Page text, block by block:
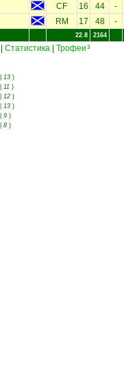
CF 16 44 -
RM 17 48 -
22.8 2164
Статистика Трофеи 3
13 )
11 )
12 )
13 )
9 )
8 )